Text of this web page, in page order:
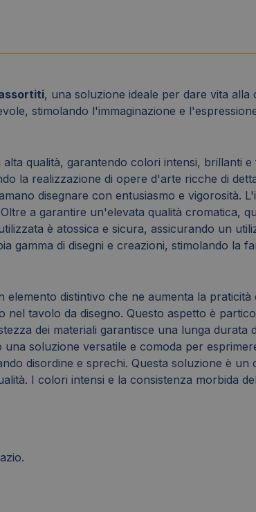
, una soluzione ideale per dare vita
stimolando l'immaginazione e
qualità, garantendo colori intensi, brillanti
la realizzazione di opere d'arte ricche di
disegnare con entusiasmo e vigorosità.
a garantire un'elevata qualità cromatica,
è atossica e sicura, assicurando un
gamma di disegni e creazioni, stimolando la
elemento distintivo che ne aumenta la praticità
tavolo da disegno. Questo aspetto è
dei materiali garantisce una lunga
soluzione versatile e comoda per
disordine e sprechi. Questa soluzione è
I colori intensi e la consistenza morbida